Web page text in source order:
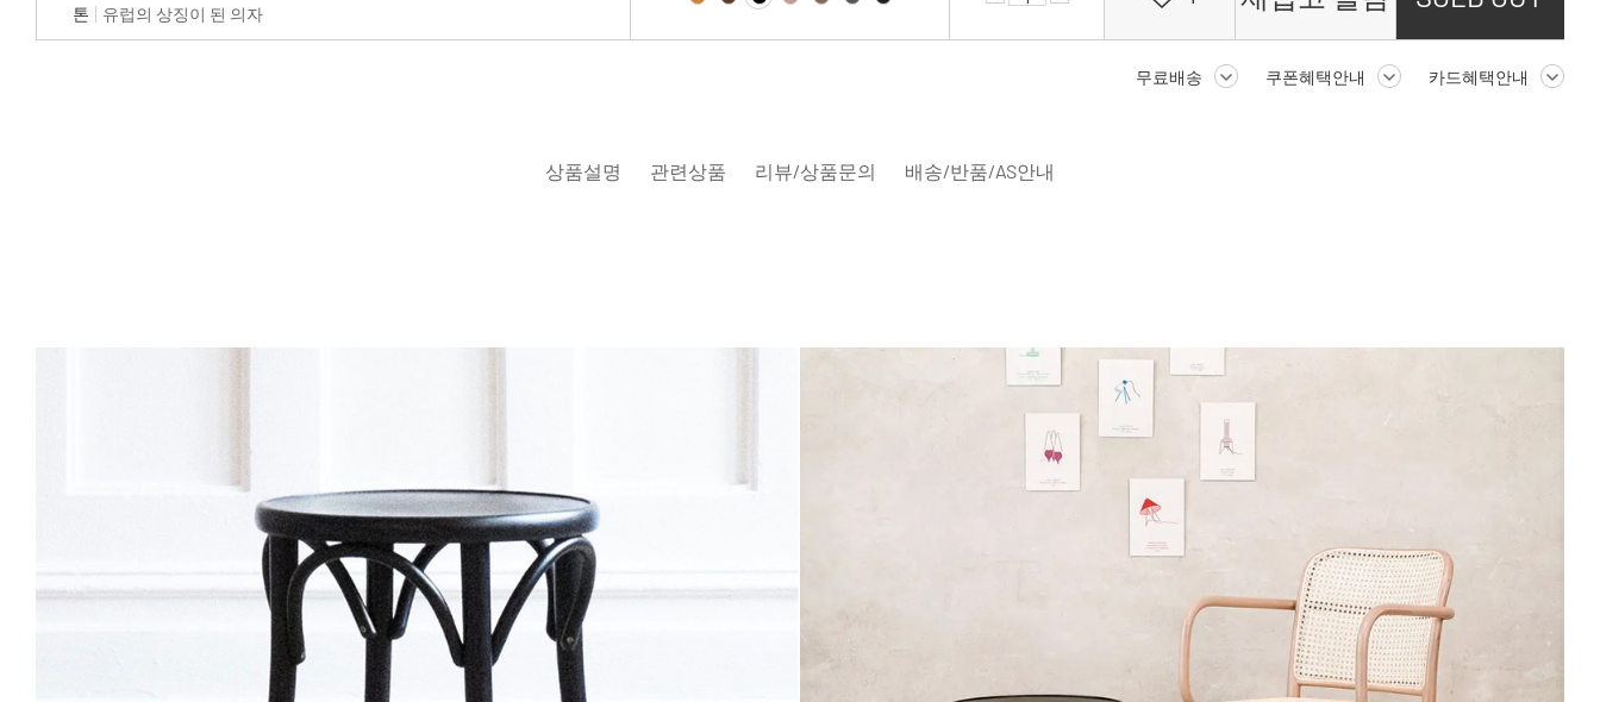
톤 유럽의 상징이 된 의자
무료배송 쿠폰혜택안내 카드혜택안내
상품설명 관련상품 리뷰/상품문의 배송/반품/AS안내